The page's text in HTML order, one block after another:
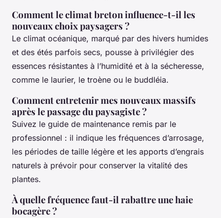
Comment le climat breton influence-t-il les
nouveaux choix paysagers ?
Le climat océanique, marqué par des hivers humides
et des étés parfois secs, pousse à privilégier des
essences résistantes à l’humidité et à la sécheresse,
comme le laurier, le troène ou le buddléia.
Comment entretenir mes nouveaux massifs
après le passage du paysagiste ?
Suivez le guide de maintenance remis par le
professionnel : il indique les fréquences d’arrosage,
les périodes de taille légère et les apports d’engrais
naturels à prévoir pour conserver la vitalité des
plantes.
À quelle fréquence faut-il rabattre une haie
bocagère ?